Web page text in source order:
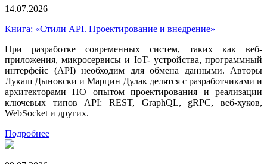
14.07.2026
Книга: «Стили API. Проектирование и внедрение»
При разработке современных систем, таких как веб-
приложения, микросервисы и IoT- устройства, программный
интерфейс (API) необходим для обмена данными. Авторы
Лукаш Дыновски и Марцин Дулак делятся с разработчиками и
архитекторами ПО опытом проектирования и реализации
ключевых типов API: REST, GraphQL, gRPC, веб-хуков,
WebSocket и других.
Подробнее